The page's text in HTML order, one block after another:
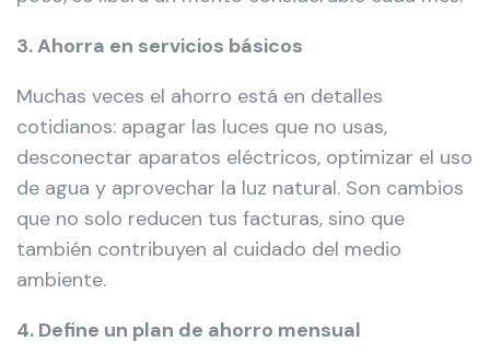
3. Ahorra en servicios básicos
Muchas veces el ahorro está en detalles
cotidianos: apagar las luces que no usas,
desconectar aparatos eléctricos, optimizar el uso
de agua y aprovechar la luz natural. Son cambios
que no solo reducen tus facturas, sino que
también contribuyen al cuidado del medio
ambiente.
4. Define un plan de ahorro mensual